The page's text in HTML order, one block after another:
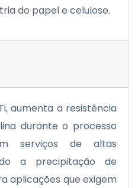
do papel e celulose.
aumenta a resistência
durante o processo
serviços de altas
a precipitação de
aplicações que exigem